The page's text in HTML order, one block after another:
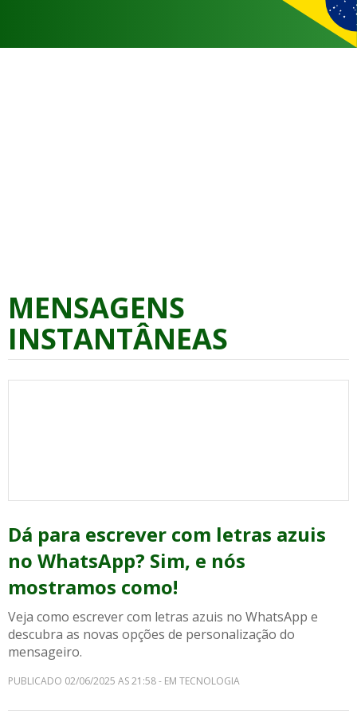
MENSAGENS
INSTANTÂNEAS
Dá para escrever com letras azuis
no WhatsApp? Sim, e nós
mostramos como!
Veja como escrever com letras azuis no WhatsApp e
descubra as novas opções de personalização do
mensageiro.
PUBLICADO 02/06/2025 AS 21:58 - EM TECNOLOGIA